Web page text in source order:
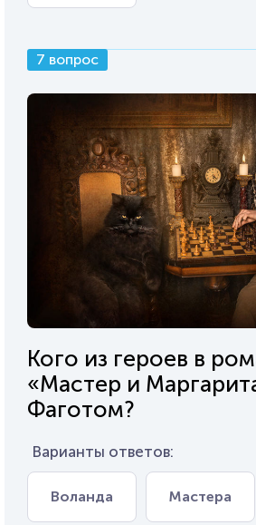
7 вопрос
Кого из героев в
«Мастер и
Фаготом?
Варианты ответов:
Воланда Мастера